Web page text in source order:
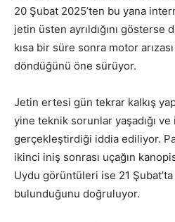
20 Şubat 2025’ten bu yana
jetin üsten ayrıldığını gösterse
kısa bir süre sonra motor
döndüğünü öne sürüyor.
Jetin ertesi gün tekrar kalkış
yine teknik sorunlar yaşadığı
gerçekleştirdiği iddia ediliyor.
ikinci iniş sonrası uçağın
Uydu görüntüleri ise 21
bulunduğunu doğruluyor.